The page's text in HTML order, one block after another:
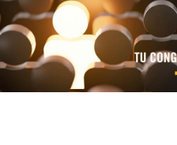
About AFID
Services